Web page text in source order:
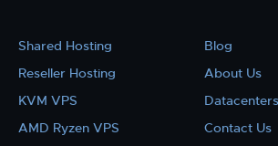
Shared Hosting
Reseller Hosting
KVM VPS
AMD Ryzen VPS
Blog
About Us
Datacenters
Contact Us